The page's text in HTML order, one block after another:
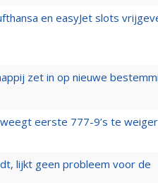
en easyJet slots
zet in op nieuwe
eerste 777-9’s te
lijkt geen probleem voor de